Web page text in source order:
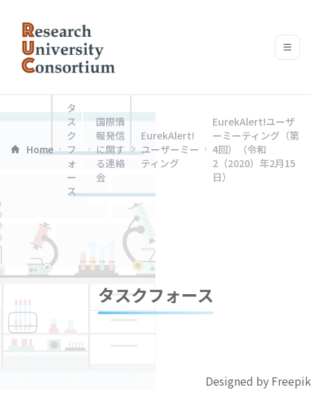
Home
タ
ス
ク
フ
ォ
ー
ス
国際情
報発信
に関す
る連絡
会
EurekAlert!
ユーザーミー
ティング
EurekAlert!ユーザ
ーミーティング（第
4回）（令和
2（2020）年2月15
日）
タスクフォース
Designed by Freepik